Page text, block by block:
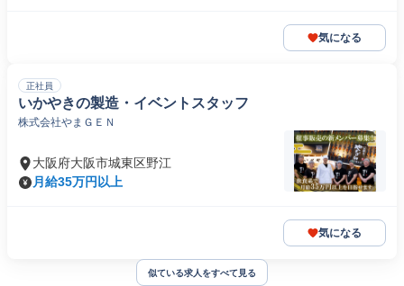
気になる
正社員
いかやきの製造・イベントスタッフ
株式会社やまＧＥＮ
大阪府大阪市城東区野江
月給35万円以上
気になる
似ている求人をすべて見る